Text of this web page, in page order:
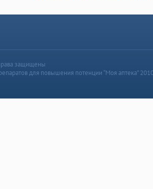
защищены
для повышения потенции “Моя аптека”